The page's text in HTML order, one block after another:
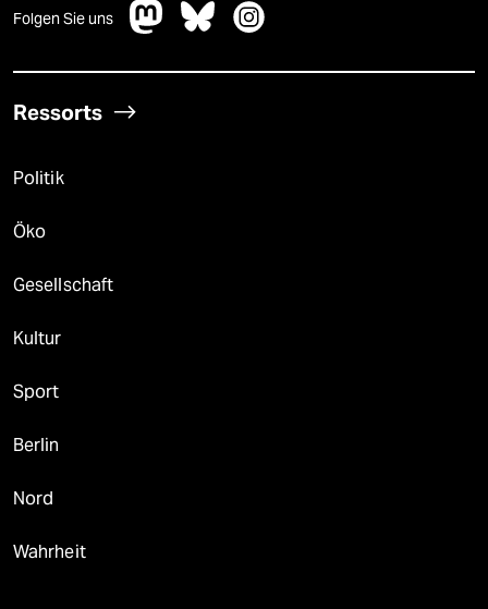
Folgen Sie uns
Ressorts
Politik
Öko
Gesellschaft
Kultur
Sport
Berlin
Nord
Wahrheit